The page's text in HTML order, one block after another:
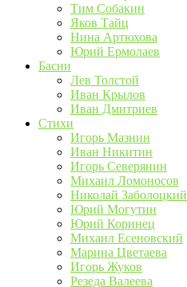
Тим Собакин
Яков Тайц
Нина Артюхова
Юрий Ермолаев
Басни
Лев Толстой
Иван Крылов
Иван Дмитриев
Стихи
Игорь Мазнин
Иван Никитин
Игорь Северянин
Михаил Ломоносов
Николай Заболоцкий
Юрий Могутин
Юрий Коринец
Михаил Есеновский
Марина Цветаева
Игорь Жуков
Резеда Валеева